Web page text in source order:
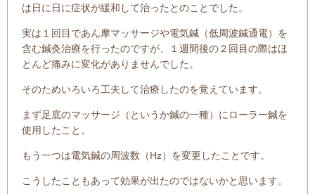
は日に日に症状が緩和して治ったとのことでした。
実は１回目であん摩マッサージや電気鍼（低周波鍼通電）を
含む鍼灸治療を行ったのですが、１週間後の２回目の際はほ
とんど痛みに変化がありませんでした。
そのためいろいろ工夫して治療したのを覚えています。
まず足底のマッサージ（というか鍼の一種）にローラー鍼を
使用したこと。
もう一つは電気鍼の周波数（Hz）を変更したことです。
こうしたこともあって効果が出たのではないかと思います。